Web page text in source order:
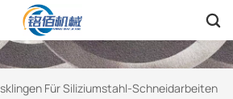
Für Siliziumstahl-Schneidarbeiten